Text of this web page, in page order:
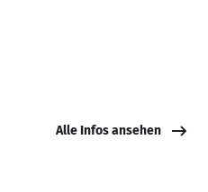
Alle Infos ansehen